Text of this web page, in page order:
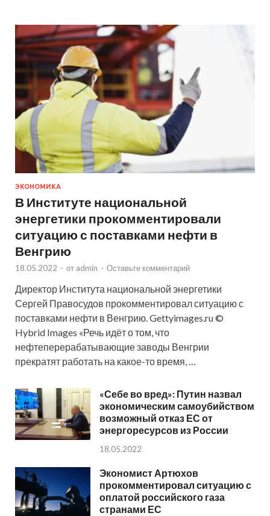
ЭКОНОМИКА
В Институте национальной
энергетики прокомментировали
ситуацию с поставками нефти в
Венгрию
18.05.2022 - от admin - Оставьте комментарий
Директор Института национальной энергетики
Сергей Правосудов прокомментировал ситуацию с
поставками нефти в Венгрию. Gettyimages.ru ©
Hybrid Images «Речь идёт о том, что
нефтеперерабатывающие заводы Венгрии
прекратят работать на какое-то время, …
«Себе во вред»: Путин назвал
экономическим самоубийством
возможный отказ ЕС от
энергоресурсов из России
18.05.2022
Экономист Артюхов
прокомментировал ситуацию с
оплатой российского газа
странами ЕС